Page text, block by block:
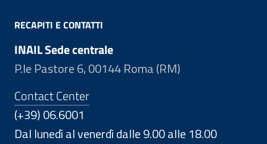
RECAPITI E CONTATTI
INAIL Sede centrale
P.le Pastore 6, 00144 Roma (RM)
Contact Center
(+39) 06.6001
Dal lunedì al venerdì dalle 9.00 alle 18.00